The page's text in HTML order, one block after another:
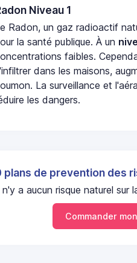
Niveau 1
Radon, un gaz radioactif
la santé publique. À un
faibles.
dans les maisons,
La surveillance et
les dangers.
plans de prevention des
n'y a aucun risque naturel sur
Commander